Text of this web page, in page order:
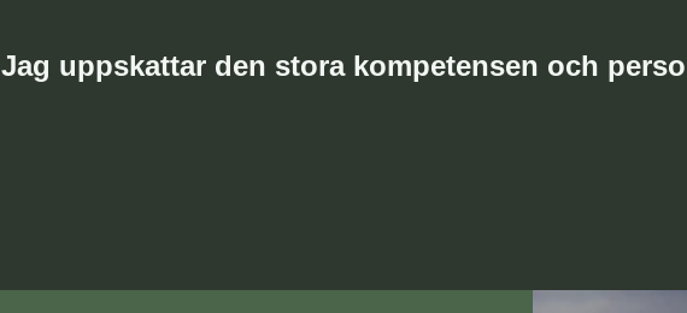
Jag uppskattar den stora kompetensen och